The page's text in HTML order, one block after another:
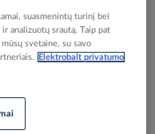
nuotraukoje
106012
suasmenintų turinį bei
analizuotų srautą. Taip pat
svetaine, su savo
Elektrobalt privatumo